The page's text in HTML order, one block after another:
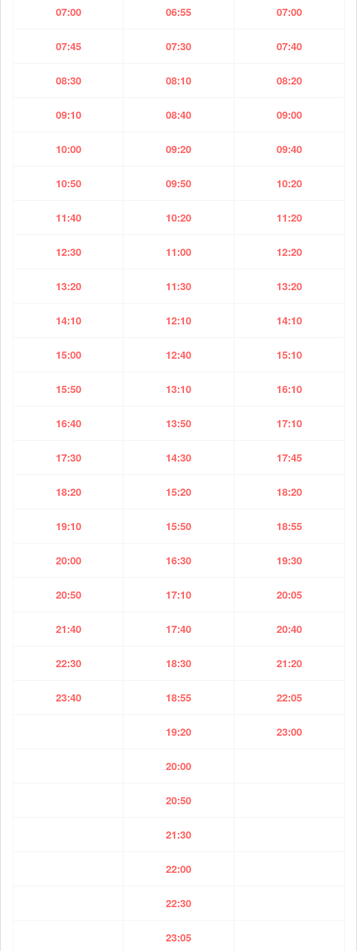
07:00 06:55 07:00
07:45 07:30 07:40
08:30 08:10 08:20
09:10 08:40 09:00
10:00 09:20 09:40
10:50 09:50 10:20
11:40 10:20 11:20
12:30 11:00 12:20
13:20 11:30 13:20
14:10 12:10 14:10
15:00 12:40 15:10
15:50 13:10 16:10
16:40 13:50 17:10
17:30 14:30 17:45
18:20 15:20 18:20
19:10 15:50 18:55
20:00 16:30 19:30
20:50 17:10 20:05
21:40 17:40 20:40
22:30 18:30 21:20
23:40 18:55 22:05
19:20 23:00
20:00
20:50
21:30
22:00
22:30
23:05